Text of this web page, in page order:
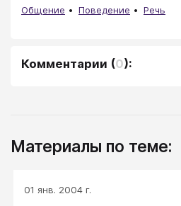
Общение Поведение Речь
Комментарии (0):
Материалы по теме:
01 янв. 2004 г.